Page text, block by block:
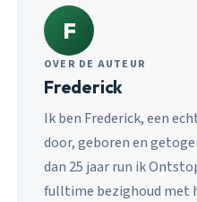
F
OVER DE AUTEUR
Frederick
Ik ben Frederick, een
door, geboren en
dan 25 jaar run ik
fulltime bezighoud met